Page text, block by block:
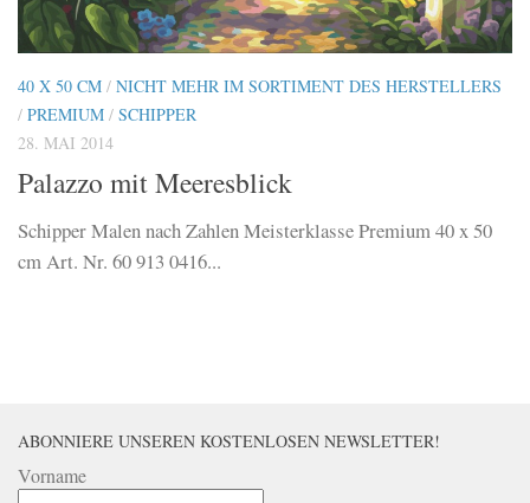
40 X 50 CM / NICHT MEHR IM SORTIMENT DES HERSTELLERS
/ PREMIUM / SCHIPPER
28. MAI 2014
Palazzo mit Meeresblick
Schipper Malen nach Zahlen Meisterklasse Premium 40 x 50
cm Art. Nr. 60 913 0416...
ABONNIERE UNSEREN KOSTENLOSEN NEWSLETTER!
Vorname